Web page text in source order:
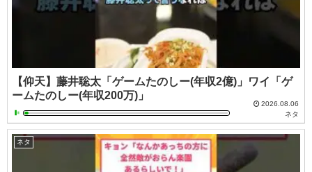
【仰天】藤井聡太「ゲームたのしー(年収2億)」ワイ「ゲ
ームたのしー(年収200万)」
2026.08.06
ネタ
ネタ